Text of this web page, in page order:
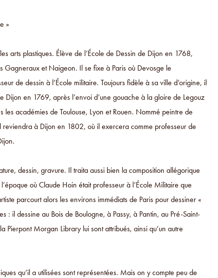
»
arts plastiques. Élève de l’École de Dessin de Dijon en 1768,
Gagneraux et Naigeon. Il se fixe à Paris où Devosge le
de dessin à l’École militaire. Toujours fidèle à sa ville d’origine, il
Dijon en 1769, après l’envoi d’une gouache à la gloire de Legouz
académies de Toulouse, Lyon et Rouen. Nommé peintre de
à Dijon en 1802, où il exercera comme professeur de
dessin, gravure. Il traita aussi bien la composition allégorique
où Claude Hoin était professeur à l’École Militaire que
parcourt alors les environs immédiats de Paris pour dessiner «
: il dessine au Bois de Boulogne, à Passy, à Pantin, au Pré-Saint-
Morgan Library lui sont attribués, ainsi qu’un autre
qu’il a utilisées sont représentées. Mais on y compte peu de